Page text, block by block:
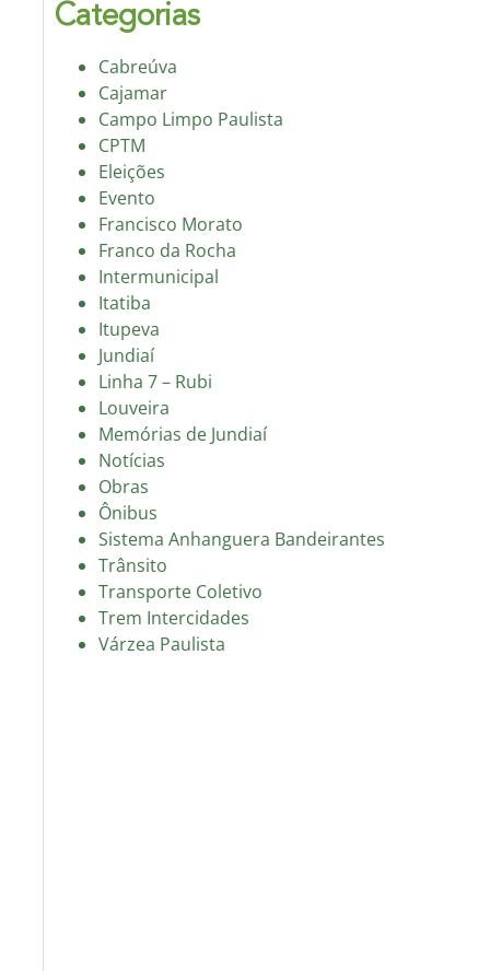
Categorias
Cabreúva
Cajamar
Campo Limpo Paulista
CPTM
Eleições
Evento
Francisco Morato
Franco da Rocha
Intermunicipal
Itatiba
Itupeva
Jundiaí
Linha 7 – Rubi
Louveira
Memórias de Jundiaí
Notícias
Obras
Ônibus
Sistema Anhanguera Bandeirantes
Trânsito
Transporte Coletivo
Trem Intercidades
Várzea Paulista